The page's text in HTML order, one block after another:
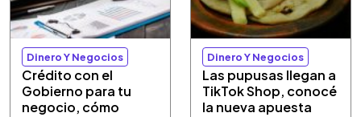
Dinero Y Negocios
Crédito con el
Gobierno para tu
negocio, cómo
Dinero Y Negocios
Las pupusas llegan a
TikTok Shop, conocé
la nueva apuesta